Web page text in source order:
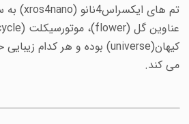
تم های ایکسراس4نانو (
xros4nano) به
عناوین گل (flower)، موتورسیکلت (
کیهان(universe) بوده و هر کدام زیبایی
می کند.